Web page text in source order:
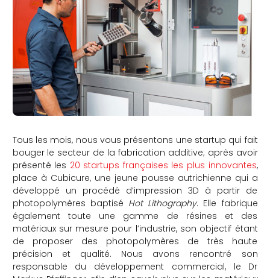
Tous les mois, nous vous présentons une startup qui fait
bouger le secteur de la fabrication additive; après avoir
présenté les 20 startups françaises les plus innovantes,
place à Cubicure, une jeune pousse autrichienne qui a
développé un procédé d’impression 3D à partir de
photopolymères baptisé Hot Lithography. Elle fabrique
également toute une gamme de résines et des
matériaux sur mesure pour l’industrie, son objectif étant
de proposer des photopolymères de très haute
précision et qualité. Nous avons rencontré son
responsable du développement commercial, le Dr